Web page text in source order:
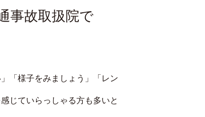
事故取扱院で
「様子をみましょう」「レン
じていらっしゃる方も多いと